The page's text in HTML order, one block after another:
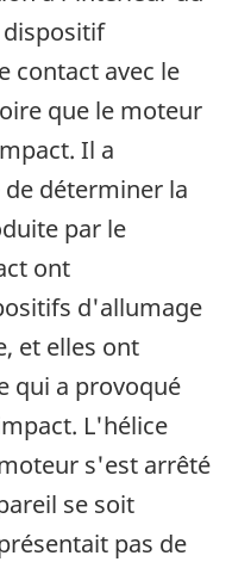
dispositif
contact avec le
que le moteur
Il a
déterminer la
par le
ont
d'allumage
et elles ont
qui a provoqué
L'hélice
s'est arrêté
se soit
pas de